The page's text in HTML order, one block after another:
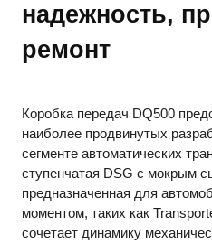
надежность,
ремонт
Коробка передач DQ500
наиболее продвинутых
сегменте автоматических
ступенчатая DSG с мокрым
предназначенная для
моментом, таких как
сочетает динамику